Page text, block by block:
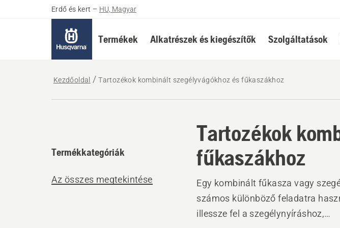
Erdő és kert – HU, Magyar
Termékek Alkatrészek és kiegészítők Szolgáltatások
Kezdőoldal Tartozékok kombinált szegélyvágókhoz és fűkaszákhoz
Tartozékok
fűkaszákhoz
Termékkategóriák
Az összes megtekintése
Egy kombinált fűkasza vagy
számos különböző feladatra
illessze fel a szegélynyíráshoz,